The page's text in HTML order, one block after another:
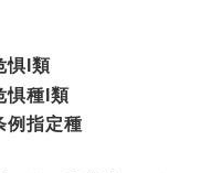
惧I類
惧種I類
例指定種